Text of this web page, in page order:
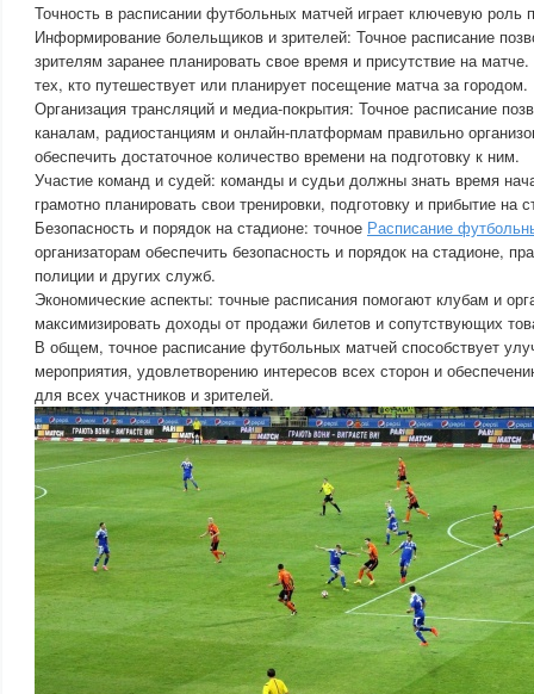
Точность в расписании футбольных матчей играет ключевую роль
Информирование болельщиков и зрителей: Точное расписание
зрителям заранее планировать свое время и присутствие на
тех, кто путешествует или планирует посещение матча за городом.
Организация трансляций и медиа-покрытия: Точное расписание
каналам, радиостанциям и онлайн-платформам правильно
обеспечить достаточное количество времени на подготовку к ним.
Участие команд и судей: команды и судьи должны знать время
грамотно планировать свои тренировки, подготовку и прибытие на
Безопасность и порядок на стадионе: точное Расписание
организаторам обеспечить безопасность и порядок на стадионе,
полиции и других служб.
Экономические аспекты: точные расписания помогают клубам и
максимизировать доходы от продажи билетов и сопутствующих
В общем, точное расписание футбольных матчей способствует
мероприятия, удовлетворению интересов всех сторон и
для всех участников и зрителей.